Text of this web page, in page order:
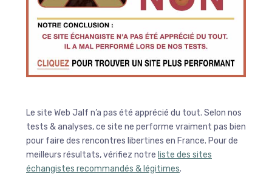
Le site Web Jalf n’a pas été apprécié du tout. Selon nos
tests & analyses, ce site ne performe vraiment pas bien
pour faire des rencontres libertines en France. Pour de
meilleurs résultats, vérifiez notre liste des sites
échangistes recommandés & légitimes.